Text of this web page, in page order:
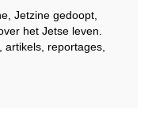
Jetzine gedoopt,
het Jetse leven.
reportages,